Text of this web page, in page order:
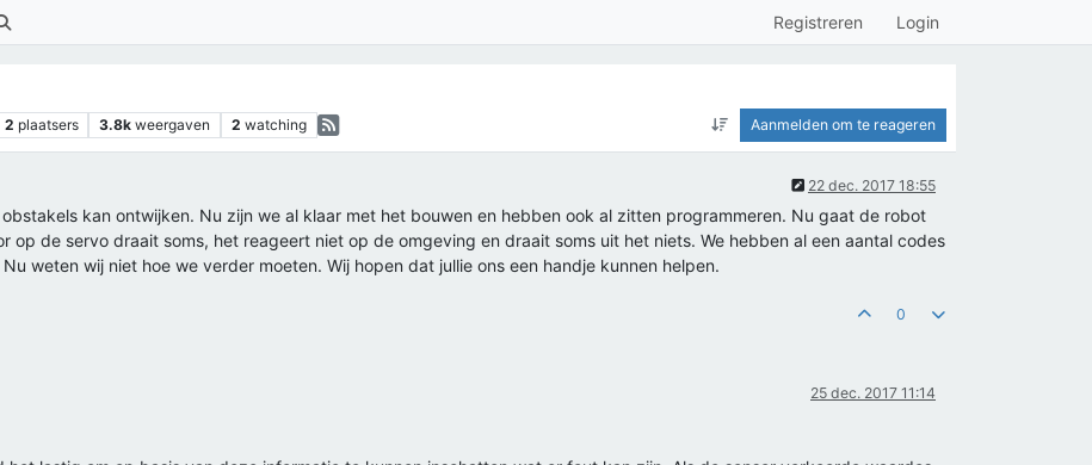
Registreren Login
2 plaatsers 3.8k weergaven 2 watching Aanmelden om te reageren
22 dec. 2017 18:55
kan ontwijken. Nu zijn we al klaar met het bouwen en hebben ook al zitten programmeren. Nu gaat de robot
op de servo draait soms, het reageert niet op de omgeving en draait soms uit het niets. We hebben al een aantal codes
weten wij niet hoe we verder moeten. Wij hopen dat jullie ons een handje kunnen helpen.
0
25 dec. 2017 11:14